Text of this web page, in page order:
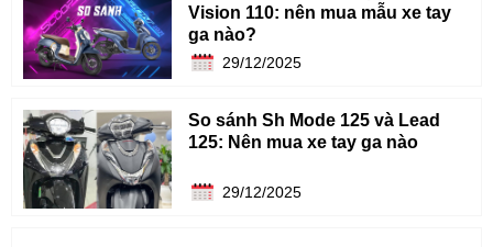
Vision 110: nên mua mẫu xe tay
ga nào?
29/12/2025
So sánh Sh Mode 125 và Lead
125: Nên mua xe tay ga nào
29/12/2025